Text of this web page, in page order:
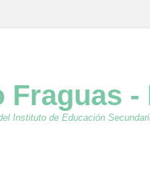
Fraguas -
Instituto de Educación